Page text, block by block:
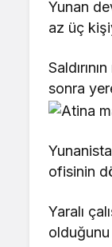
Yunan
az üç
sonra
ofisinin
Yaralı